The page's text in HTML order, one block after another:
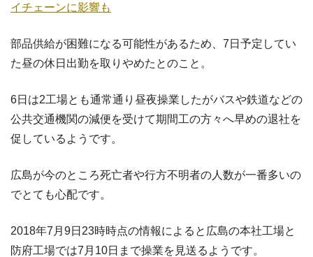
イチェーンに影響も
部品供給が困難になる可能性があるため、7日予定してい
た昼の休日出勤を取りやめたとのこと。
6日は2工場とも通常通り昼夜操業したがバスや鉄道などの
公共交通機関の減便を受けて期間工の方々へ早めの退社を
促しているようです。
広島が今のところ死亡者や行方不明者の人数が一番多いの
でとても心配です。
2018年7月9日23時時点の情報によると広島の本社工場と
防府工場では7月10日まで操業を見送るようです。